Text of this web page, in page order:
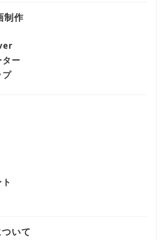
制作
ー
プ
いて